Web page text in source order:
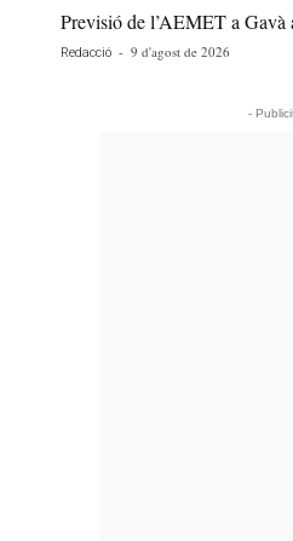
Previsió de l’AEMET a
Redacció - 9 d'agost de 2026
-